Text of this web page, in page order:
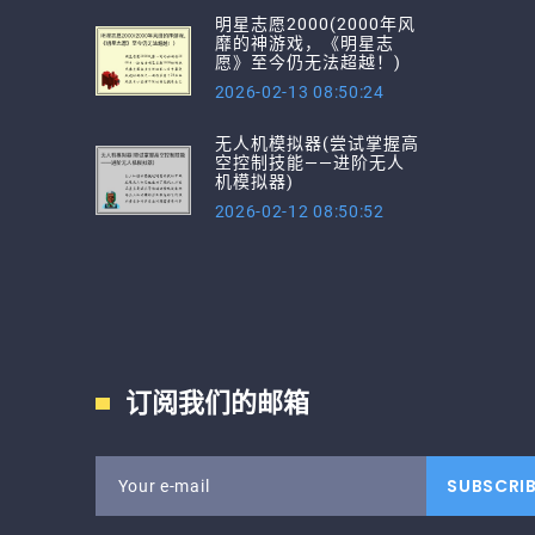
明星志愿2000(2000年风
靡的神游戏，《明星志
愿》至今仍无法超越！)
2026-02-13 08:50:24
无人机模拟器(尝试掌握高
空控制技能——进阶无人
机模拟器)
2026-02-12 08:50:52
订阅我们的邮箱
Your e-mail